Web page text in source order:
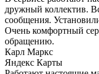
дружный коллектив.
сообщения.
Очень комфортный
обращению.
Карл Маркс
Яндекс Карты